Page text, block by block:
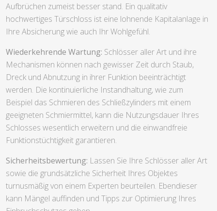
Aufbrüchen zumeist besser stand. Ein qualitativ
hochwertiges Türschloss ist eine lohnende Kapitalanlage in
Ihre Absicherung wie auch Ihr Wohlgefühl.
Wiederkehrende Wartung: Schlösser aller Art und ihre
Mechanismen können nach gewisser Zeit durch Staub,
Dreck und Abnutzung in ihrer Funktion beeinträchtigt
werden. Die kontinuierliche Instandhaltung, wie zum
Beispiel das Schmieren des Schließzylinders mit einem
geeigneten Schmiermittel, kann die Nutzungsdauer Ihres
Schlosses wesentlich erweitern und die einwandfreie
Funktionstüchtigkeit garantieren.
Sicherheitsbewertung: Lassen Sie Ihre Schlösser aller Art
sowie die grundsätzliche Sicherheit Ihres Objektes
turnusmäßig von einem Experten beurteilen. Ebendieser
kann Mängel auffinden und Tipps zur Optimierung Ihres